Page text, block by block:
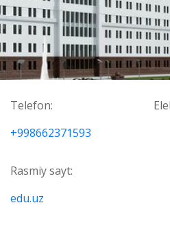
Telefon:
+998662371593
Rasmiy sayt:
edu.uz